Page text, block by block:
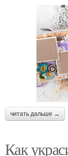
читать дальше →
Как